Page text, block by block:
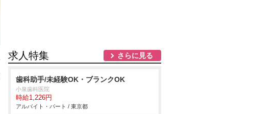
求人特集 さらに見る
歯科助手/未経験OK・ブランクOK
小泉歯科医院
時給1,226円
アルバイト・パート / 東京都